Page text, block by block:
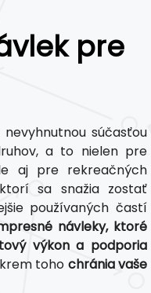
pre
súčasťou
a to nielen pre
aj pre rekreačných
sa snažia zostať
používaných častí
návleky, ktoré
výkon a podporia
toho chránia vaše